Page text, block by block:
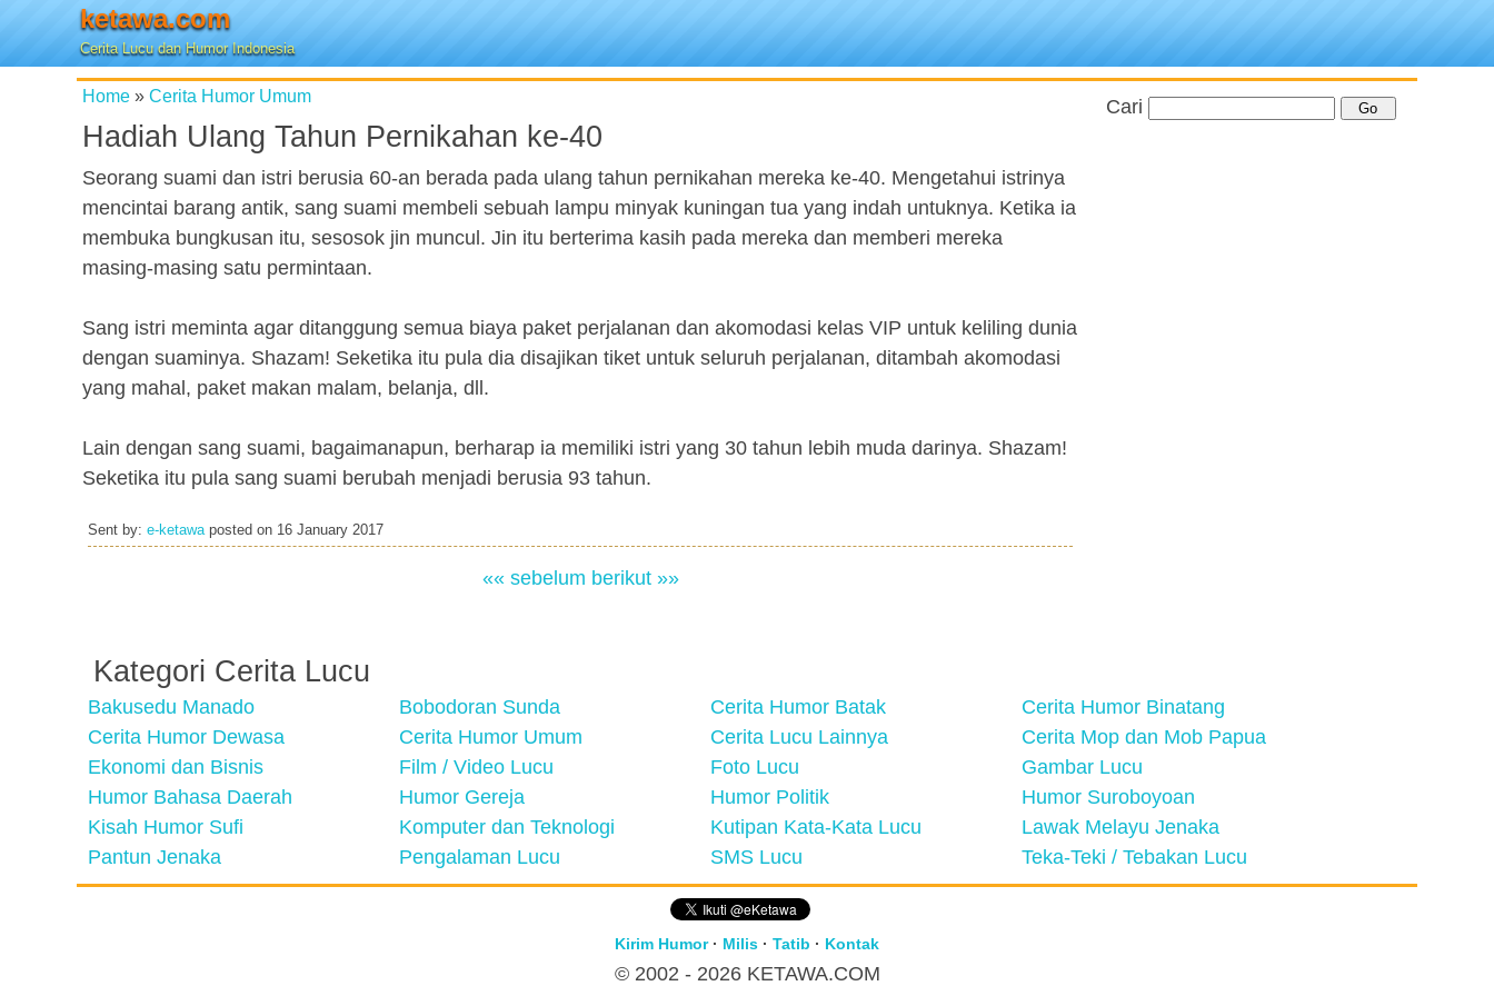
ketawa.com
Cerita Lucu dan Humor Indonesia
Home » Cerita Humor Umum
Hadiah Ulang Tahun Pernikahan ke-40
Seorang suami dan istri berusia 60-an berada pada ulang tahun pernikahan mereka ke-40. Mengetahui istrinya
mencintai barang antik, sang suami membeli sebuah lampu minyak kuningan tua yang indah untuknya. Ketika ia
membuka bungkusan itu, sesosok jin muncul. Jin itu berterima kasih pada mereka dan memberi mereka
masing-masing satu permintaan.
Sang istri meminta agar ditanggung semua biaya paket perjalanan dan akomodasi kelas VIP untuk keliling dunia
dengan suaminya. Shazam! Seketika itu pula dia disajikan tiket untuk seluruh perjalanan, ditambah akomodasi
yang mahal, paket makan malam, belanja, dll.
Lain dengan sang suami, bagaimanapun, berharap ia memiliki istri yang 30 tahun lebih muda darinya. Shazam!
Seketika itu pula sang suami berubah menjadi berusia 93 tahun.
Sent by: e-ketawaposted on 16 January 2017
«« sebelum berikut »»
Cari
Kategori Cerita Lucu
Bakusedu Manado Bobodoran Sunda Cerita Humor Batak
Cerita Humor Binatang
Cerita Humor Dewasa
Cerita Humor Umum Cerita Lucu Lainnya
Cerita Mop dan Mob Papua
Ekonomi dan Bisnis
Film / Video Lucu Foto Lucu
Gambar Lucu
Humor Bahasa Daerah
Humor Gereja Humor Politik
Humor Suroboyoan
Kisah Humor Sufi
Komputer dan Teknologi Kutipan Kata-Kata Lucu
Lawak Melayu Jenaka
Pantun Jenaka
Pengalaman Lucu SMS Lucu Teka-Teki / Tebakan Lucu
Kirim Humor· Milis · Tatib · Kontak
© 2002 - 2026 KETAWA.COM